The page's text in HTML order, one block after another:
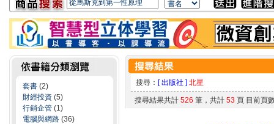
套書 (2)
財經投資 (5)
行銷企管 (1)
電腦與網路 (36)
搜尋： [ 出版社 ] 北星
搜尋結果共計 526 筆，共計 53 頁 目前頁